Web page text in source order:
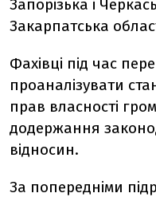
Запорізька і
Закарпатська
Фахівці під час
проаналізувати
прав власності
додержання
відносин.
За попередніми